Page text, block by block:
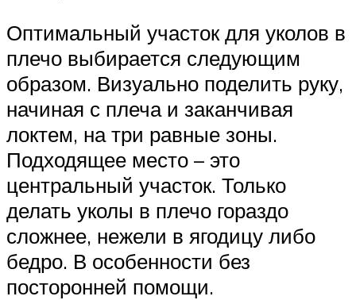
Оптимальный участок для уколов в
плечо выбирается следующим
образом. Визуально поделить руку,
начиная с плеча и заканчивая
локтем, на три равные зоны.
Подходящее место – это
центральный участок. Только
делать уколы в плечо гораздо
сложнее, нежели в ягодицу либо
бедро. В особенности без
посторонней помощи.